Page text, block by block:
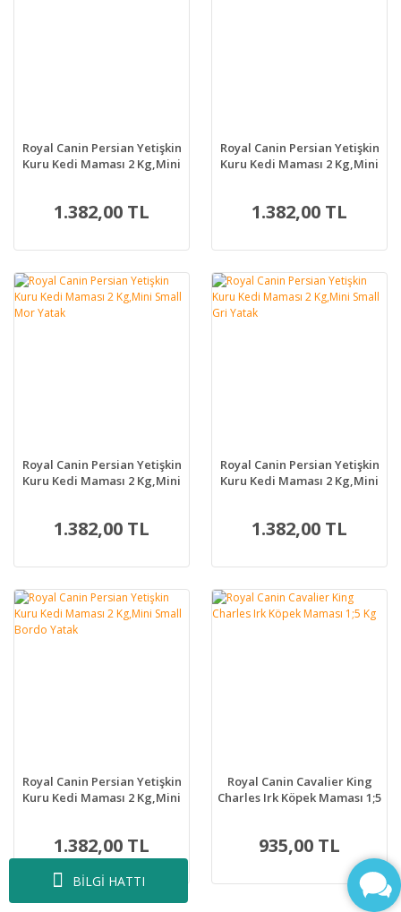
BİLGİ HATTI
Royal Canin Persian Yetişkin
Kuru Kedi Maması 2 Kg,Mini
1.382,00 TL
Royal Canin Persian Yetişkin
Kuru Kedi Maması 2 Kg,Mini
1.382,00 TL
Royal Canin Persian Yetişkin
Kuru Kedi Maması 2 Kg,Mini
1.382,00 TL
Royal Canin Persian Yetişkin
Kuru Kedi Maması 2 Kg,Mini
1.382,00 TL
Royal Canin Persian Yetişkin
Kuru Kedi Maması 2 Kg,Mini
1.382,00 TL
Royal Canin Cavalier King
Charles Irk Köpek Maması 1;5
935,00 TL